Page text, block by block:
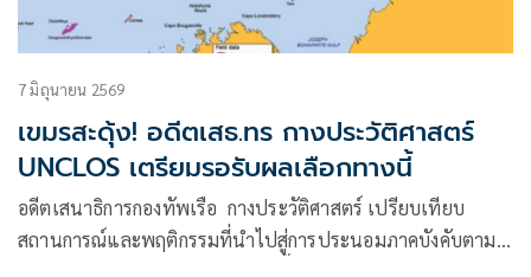
7 มิถุนายน 2569
เขมรสะดุ้ง! อดีตเสธ.ทร กางประวัติศาสตร์
UNCLOS เตรียมรอรับผลเลือกทางนี้
อดีตเสนาธิการกองทัพเรือ กางประวัติศาสตร์ เปรียบเทียบ
สถานการณ์และพฤติกรรมที่นำไปสู่การประนอมภาคบังคับตาม